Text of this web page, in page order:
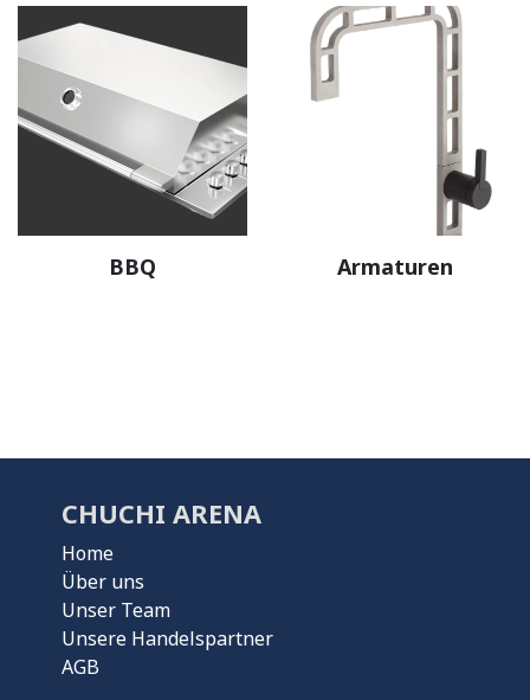
BBQ Armaturen
CHUCHI ARENA
Home
Über uns
Unser Team
Unsere Handelspartner
AGB